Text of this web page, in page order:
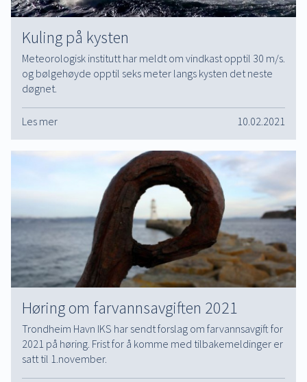
Kuling på kysten
Meteorologisk institutt har meldt om vindkast opptil 30 m/s.
og bølgehøyde opptil seks meter langs kysten det neste
døgnet.
Les mer 10.02.2021
Høring om farvannsavgiften 2021
Trondheim Havn IKS har sendt forslag om farvannsavgift for
2021 på høring. Frist for å komme med tilbakemeldinger er
satt til 1.november.